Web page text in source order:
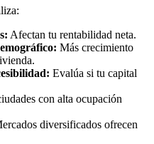
Afectan tu rentabilidad neta.
Más crecimiento
Evalúa si tu capital
con alta ocupación
diversificados ofrecen